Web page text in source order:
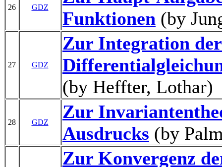
26 GDZ
Funktionen (by
27 GDZ
Zur Integration
(by Heffter, Lothar)
28 GDZ
Zur
Ausdrucks (by
Zur Konvergenz